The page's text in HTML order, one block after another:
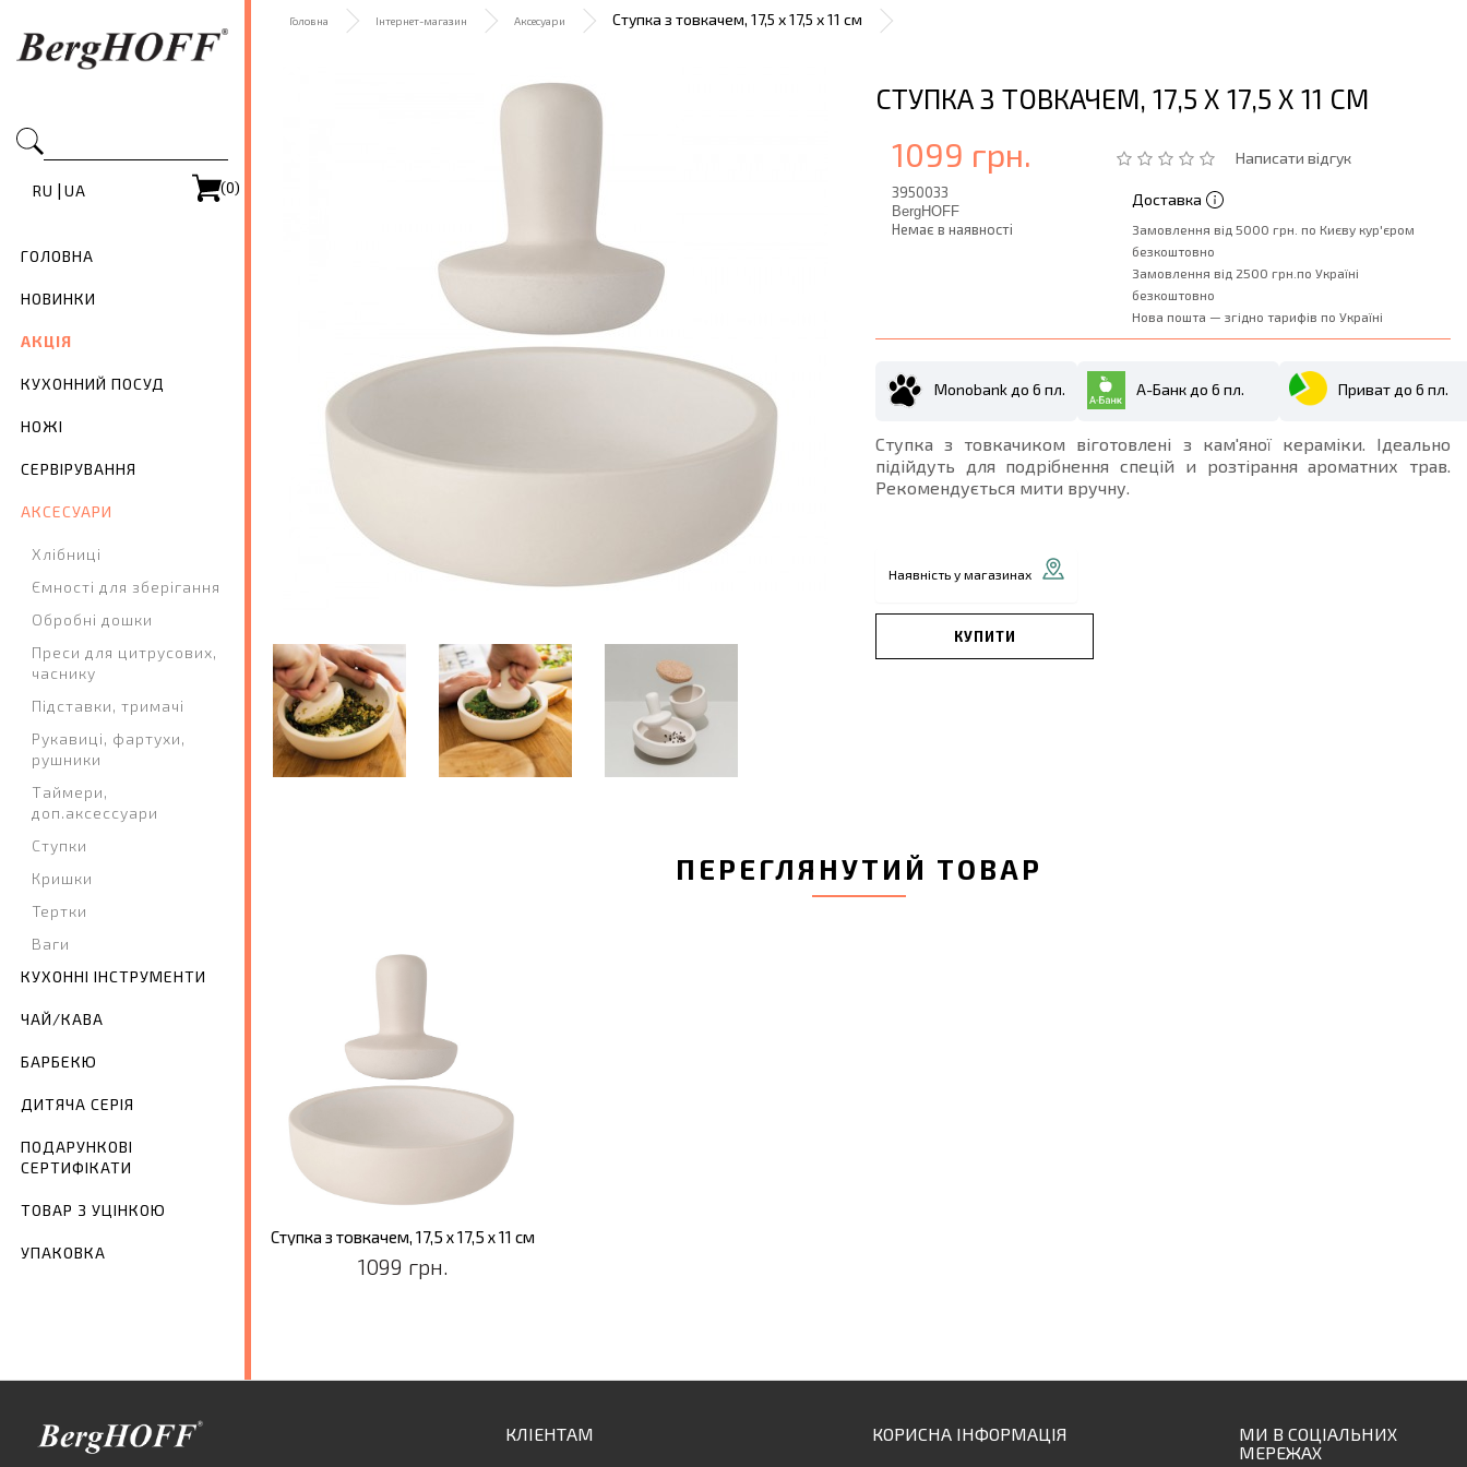
RU | UA (0)
ГОЛОВНА
НОВИНКИ
АКЦІЯ
КУХОННИЙ ПОСУД
НОЖІ
СЕРВІРУВАННЯ
АКСЕСУАРИ
Хлібниці
Ємності для зберігання
Обробні дошки
Преси для цитрусових,
часнику
Підставки, тримачі
Рукавиці, фартухи,
рушники
Таймери,
доп.аксессуари
Ступки
Кришки
Тертки
Ваги
КУХОННІ ІНСТРУМЕНТИ
ЧАЙ/КАВА
БАРБЕКЮ
ДИТЯЧА СЕРІЯ
ПОДАРУНКОВІ
СЕРТИФІКАТИ
ТОВАР З УЦІНКОЮ
УПАКОВКА
Головна Інтернет-магазин Аксесуари Ступка з товкачем, 17,5 х 17,5 х 11 см
СТУПКА З ТОВКАЧЕМ, 17,5 Х 17,5 Х 11 СМ
Написати відгук
1099 грн.
3950033
BergHOFF
Немає в наявності
Доставка
Замовлення від 5000 грн. по Києву кур'єром
безкоштовно
Замовлення від 2500 грн.по Україні
безкоштовно
Нова пошта — згідно тарифів по Україні
Monobank до 6 пл. А-Банк до 6 пл. Приват до 6 пл.
Ступка з товкачиком віготовлені з кам'яної кераміки. Ідеально
підійдуть для подрібнення спецій и розтірання ароматних трав.
Рекомендується мити вручну.
Наявність у магазинах
КУПИТИ
ПЕРЕГЛЯНУТИЙ ТОВАР
Ступка з товкачем, 17,5 х 17,5 х 11 см
1099 грн.
КЛІЕНТАМ КОРИСНА ІНФОРМАЦІЯ
МИ В СОЦІАЛЬНИХ
МЕРЕЖАХ